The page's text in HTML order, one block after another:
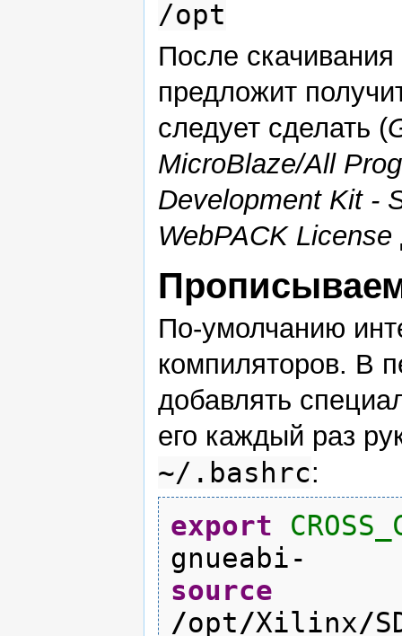
/opt
После
предложит
следует сделать (
MicroBlaze/All
Development Kit -
WebPACK License
По-умолчанию
компиляторов. В
добавлять
его каждый раз
~/.bashrc:
export
gnueabi-
source
/opt/Xilinx/